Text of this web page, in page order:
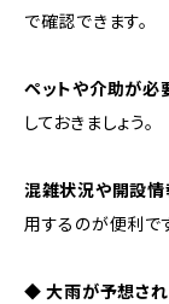
で確認できます。
ペットや介助が必
しておきましょう。
混雑状況や開設情
用するのが便利で
◆ 大雨が予想され